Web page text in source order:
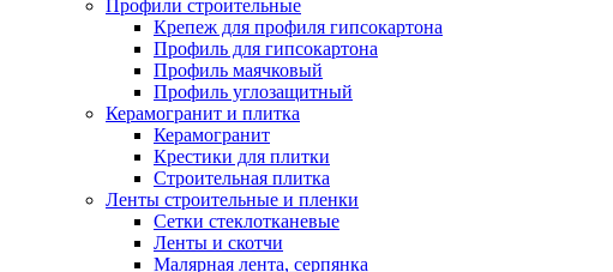
Профили строительные
Крепеж для профиля гипсокартона
Профиль для гипсокартона
Профиль маячковый
Профиль углозащитный
Керамогранит и плитка
Керамогранит
Крестики для плитки
Строительная плитка
Ленты строительные и пленки
Cетки стеклотканевые
Ленты и скотчи
Малярная лента, серпянка